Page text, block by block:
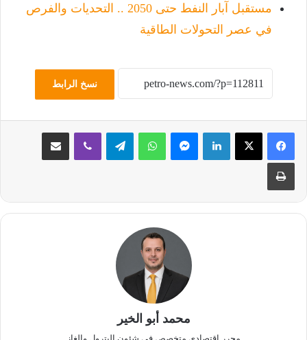
مستقبل آبار النفط حتى 2050 .. التحديات والفرص
في عصر التحولات الطاقية
نسخ الرابط
لينكدإن ماسنجر واتساب تيلقرام ڤايبر مشاركة عبر البريد
طباعة
محمد أبو الخير